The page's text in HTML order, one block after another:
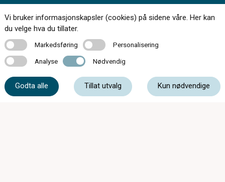
Kontakt oss
Vi bruker informasjonskapsler (cookies) på sidene våre. Her kan
du velge hva du tillater.
MarkedsføringMarkedsføring PersonaliseringPersonalisering
Analyse Analyse Nødvendig Nødvendig
Godta alle Tillat utvalg Kun nødvendige